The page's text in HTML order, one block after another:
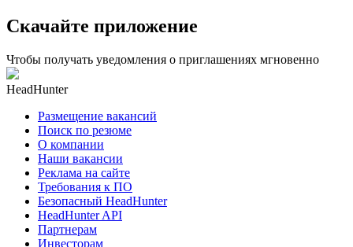
Скачайте приложение
Чтобы получать уведомления о приглашениях мгновенно
HeadHunter
Размещение вакансий
Поиск по резюме
О компании
Наши вакансии
Реклама на сайте
Требования к ПО
Безопасный HeadHunter
HeadHunter API
Партнерам
Инвесторам